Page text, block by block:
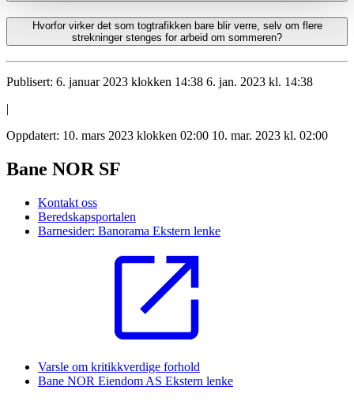
Hvorfor virker det som togtrafikken bare blir verre, selv om flere
strekninger stenges for arbeid om sommeren?
Publisert: 6. januar 2023 klokken 14:38 6. jan. 2023 kl. 14:38
|
Oppdatert: 10. mars 2023 klokken 02:00 10. mar. 2023 kl. 02:00
Bane NOR SF
Kontakt oss
Beredskapsportalen
Barnesider: Banorama Ekstern lenke
Varsle om kritikkverdige forhold
Bane NOR Eiendom AS Ekstern lenke